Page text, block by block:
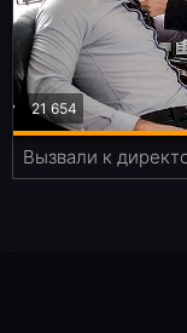
21 654